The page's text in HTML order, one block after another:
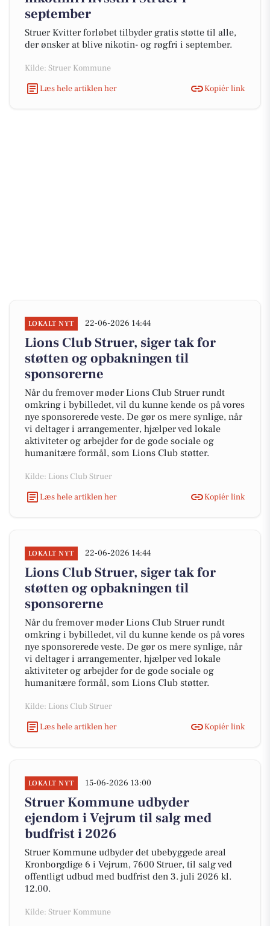
september
Struer Kvitter forløbet tilbyder gratis støtte til alle,
der ønsker at blive nikotin- og røgfri i september.
Kilde: Struer Kommune
Læs hele artiklen her
Kopiér link
LOKALT NYT 22-06-2026 14:44
Lions Club Struer, siger tak for
støtten og opbakningen til
sponsorerne
Når du fremover møder Lions Club Struer rundt
omkring i bybilledet, vil du kunne kende os på vores
nye sponsorerede veste. De gør os mere synlige, når
vi deltager i arrangementer, hjælper ved lokale
aktiviteter og arbejder for de gode sociale og
humanitære formål, som Lions Club støtter.
Kilde: Lions Club Struer
Læs hele artiklen her
Kopiér link
LOKALT NYT 22-06-2026 14:44
Lions Club Struer, siger tak for
støtten og opbakningen til
sponsorerne
Når du fremover møder Lions Club Struer rundt
omkring i bybilledet, vil du kunne kende os på vores
nye sponsorerede veste. De gør os mere synlige, når
vi deltager i arrangementer, hjælper ved lokale
aktiviteter og arbejder for de gode sociale og
humanitære formål, som Lions Club støtter.
Kilde: Lions Club Struer
Læs hele artiklen her
Kopiér link
LOKALT NYT 15-06-2026 13:00
Struer Kommune udbyder
ejendom i Vejrum til salg med
budfrist i 2026
Struer Kommune udbyder det ubebyggede areal
Kronborgdige 6 i Vejrum, 7600 Struer, til salg ved
offentligt udbud med budfrist den 3. juli 2026 kl.
12.00.
Kilde: Struer Kommune